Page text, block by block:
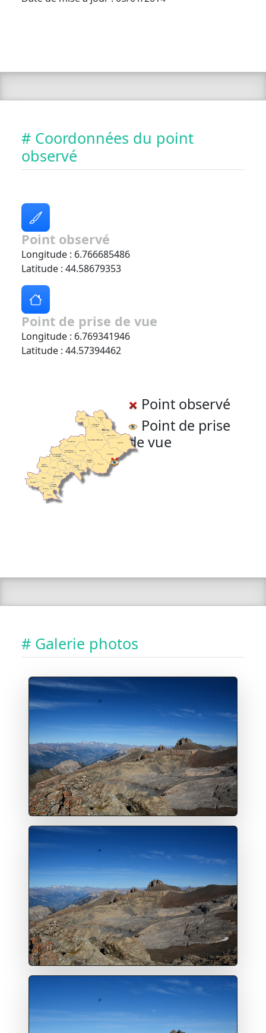
# Coordonnées du point
observé
Point observé
Longitude : 6.766685486
Latitude : 44.58679353
Point de prise de vue
Longitude : 6.769341946
Latitude : 44.57394462
Point observé
Point de prise
de vue
# Galerie photos